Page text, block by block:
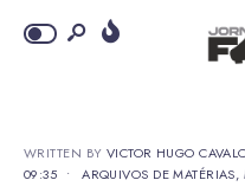
WRITTEN BY VICTOR HUGO
09:35 • ARQUIVOS DE MATÉRIAS,